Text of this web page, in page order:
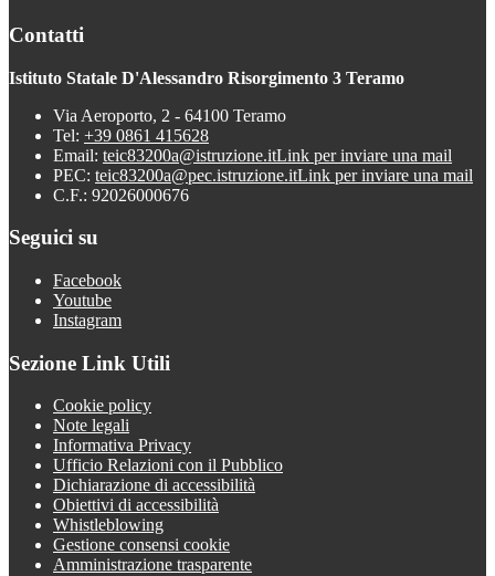
Contatti
Istituto Statale D'Alessandro Risorgimento 3 Teramo
Via Aeroporto, 2 - 64100 Teramo
Tel: +39 0861 415628
Email: teic83200a@istruzione.itLink per inviare una mail
PEC: teic83200a@pec.istruzione.itLink per inviare una mail
C.F.: 92026000676
Seguici su
Facebook
Youtube
Instagram
Sezione Link Utili
Cookie policy
Note legali
Informativa Privacy
Ufficio Relazioni con il Pubblico
Dichiarazione di accessibilità
Obiettivi di accessibilità
Whistleblowing
Gestione consensi cookie
Amministrazione trasparente